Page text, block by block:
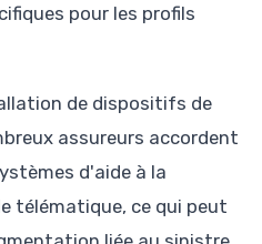
pour les profils
de dispositifs de
assureurs accordent
d'aide à la
télématique, ce qui peut